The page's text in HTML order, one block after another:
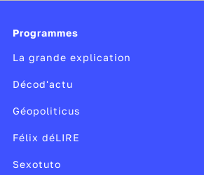
Programmes
La grande explication
Décod'actu
Géopoliticus
Félix déLIRE
Sexotuto